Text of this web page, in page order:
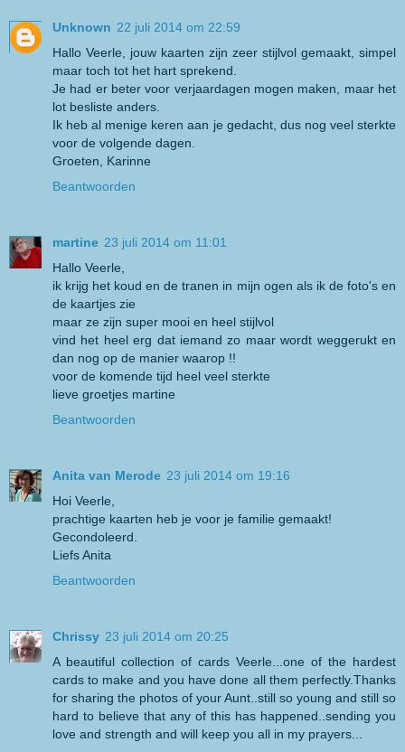
Unknown 22 juli 2014 om 22:59
Hallo Veerle, jouw kaarten zijn zeer stijlvol gemaakt, simpel
maar toch tot het hart sprekend.
Je had er beter voor verjaardagen mogen maken, maar het
lot besliste anders.
Ik heb al menige keren aan je gedacht, dus nog veel sterkte
voor de volgende dagen.
Groeten, Karinne
Beantwoorden
martine 23 juli 2014 om 11:01
Hallo Veerle,
ik krijg het koud en de tranen in mijn ogen als ik de foto's en
de kaartjes zie
maar ze zijn super mooi en heel stijlvol
vind het heel erg dat iemand zo maar wordt weggerukt en
dan nog op de manier waarop !!
voor de komende tijd heel veel sterkte
lieve groetjes martine
Beantwoorden
Anita van Merode 23 juli 2014 om 19:16
Hoi Veerle,
prachtige kaarten heb je voor je familie gemaakt!
Gecondoleerd.
Liefs Anita
Beantwoorden
Chrissy 23 juli 2014 om 20:25
A beautiful collection of cards Veerle...one of the hardest
cards to make and you have done all them perfectly.Thanks
for sharing the photos of your Aunt..still so young and still so
hard to believe that any of this has happened..sending you
love and strength and will keep you all in my prayers...